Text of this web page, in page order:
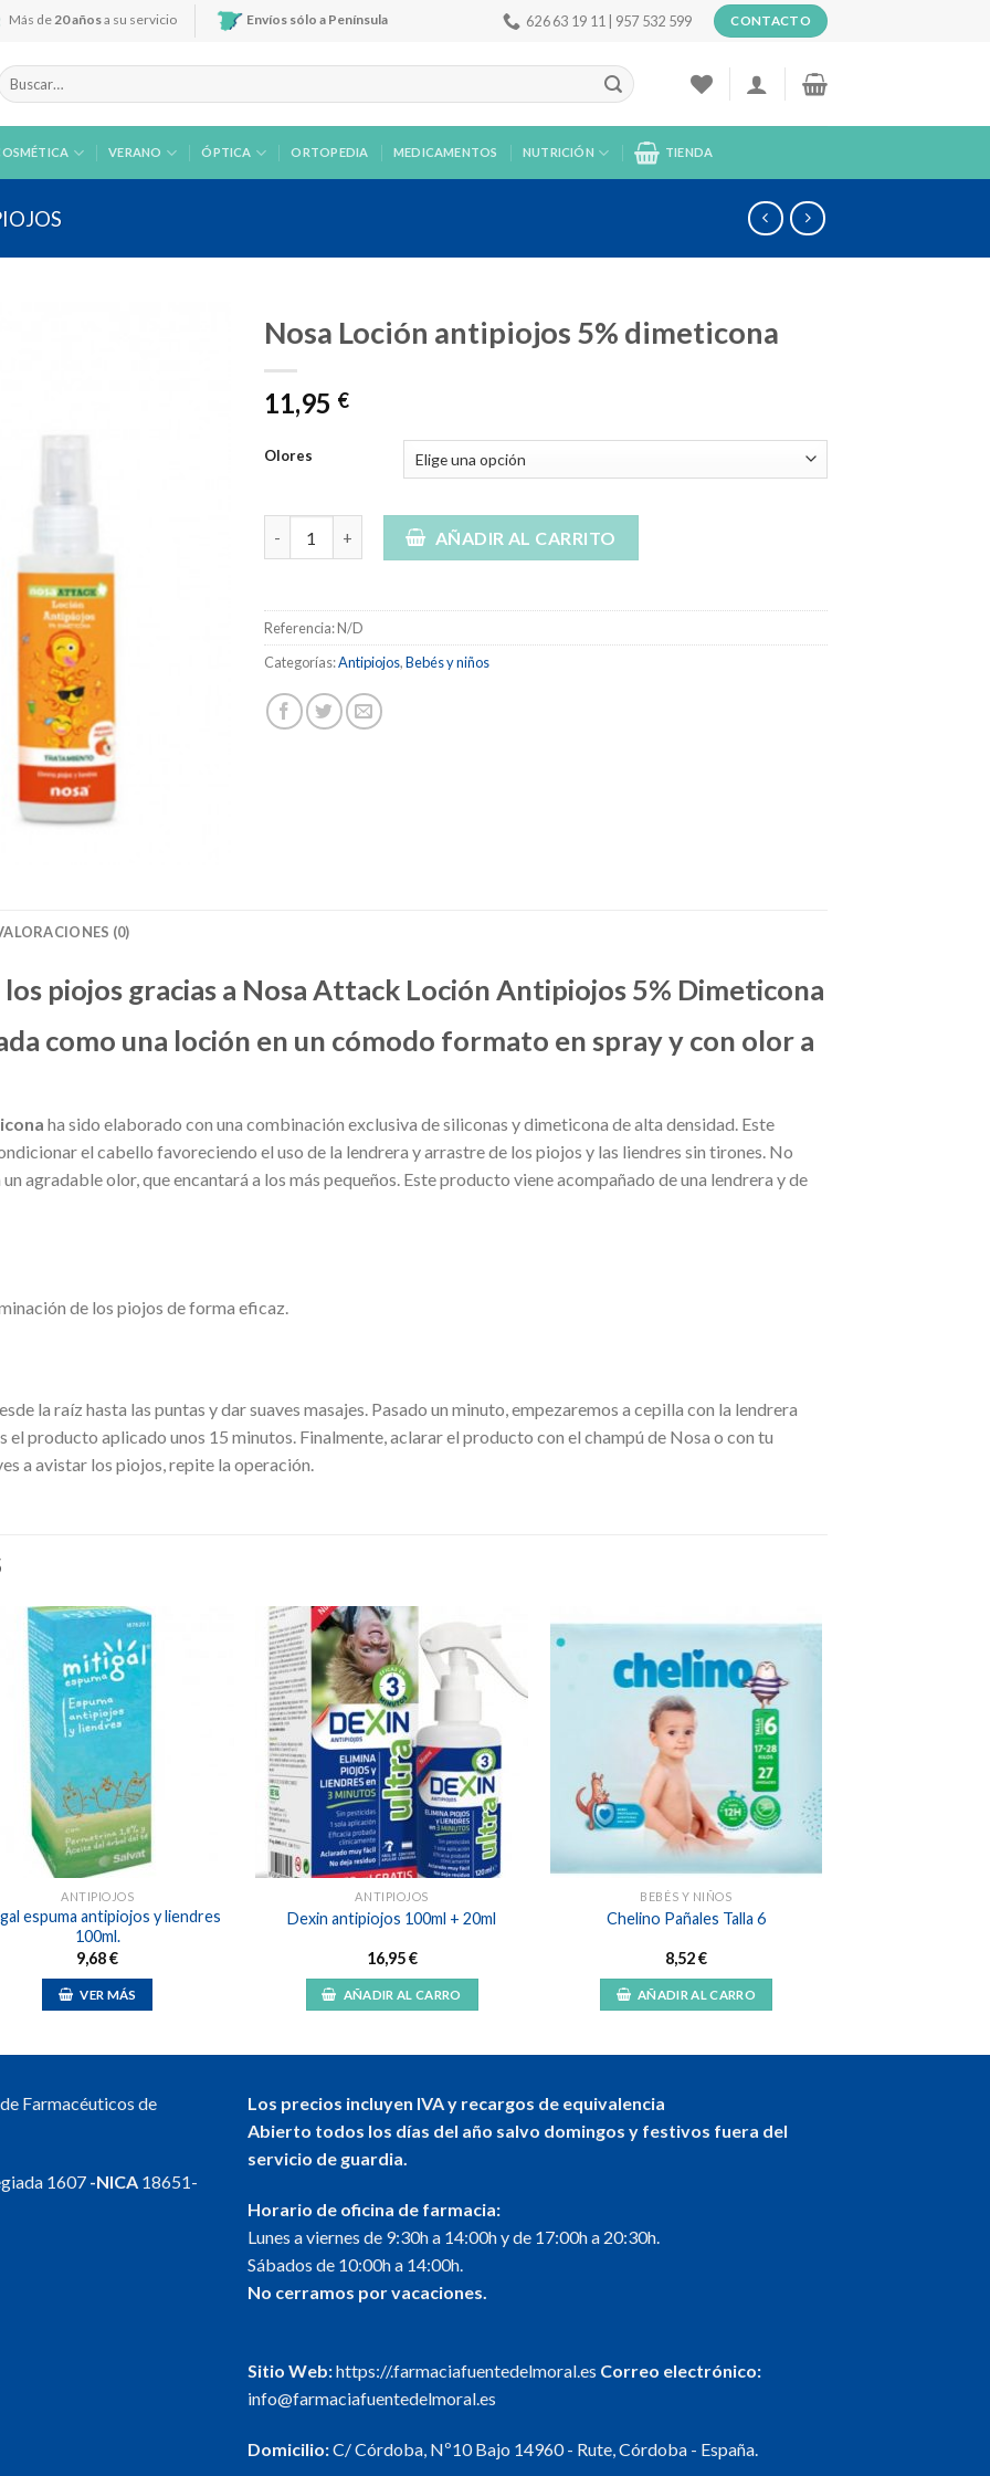
Más de20 añosa su servicio Envíos sólo a Península 626 63 19 11 | 957 532 599 CONTACTO
Buscar
por:
VERANO ÓPTICA ORTOPEDIA MEDICAMENTOS NUTRICIÓN TIENDA
Nosa Loción antipiojos 5% dimeticona
11,95 €
Olores
Nosa Loción antipiojos 5% dimeticona cantidad
AÑADIR AL CARRITO
Referencia:N/D
Categorías:Antipiojos,Bebés y niños
(0)
piojos gracias a Nosa Attack Loción Antipiojos 5% Dimeticona
como una loción en un cómodo formato en spray y con olor a
ha sido elaborado con una combinación exclusiva de siliconas y dimeticona de alta densidad. Este
el cabello favoreciendo el uso de la lendrera y arrastre de los piojos y las liendres sin tirones. No
agradable olor, que encantará a los más pequeños. Este producto viene acompañado de una lendrera y de
de los piojos de forma eficaz.
la raíz hasta las puntas y dar suaves masajes. Pasado un minuto, empezaremos a cepilla con la lendrera
el producto aplicado unos 15 minutos. Finalmente, aclarar el producto con el champú de Nosa o con tu
a avistar los piojos, repite la operación.
ANTIPIOJOS
espuma antipiojos y liendres
100ml.
9,68€
VER MÁS
lista de
deseos
ANTIPIOJOS
Dexin antipiojos 100ml + 20ml
16,95€
AÑADIR AL CARRO
Añadir
a la
lista de
deseos
BEBÉS Y NIÑOS
Chelino Pañales Talla 6
8,52€
AÑADIR AL CARRO
Farmacéuticos de
1607 -NICA 18651-
Los precios incluyen IVA y recargos de equivalencia
Abierto todos los días del año salvo domingos y festivos fuera del
servicio de guardia.
Horario de oficina de farmacia:
Lunes a viernes de 9:30h a 14:00h y de 17:00h a 20:30h.
Sábados de 10:00h a 14:00h.
No cerramos por vacaciones.
Sitio Web:https://.farmaciafuentedelmoral.es Correo electrónico:
info@farmaciafuentedelmoral.es
Domicilio:C/ Córdoba, Nº10 Bajo 14960 - Rute, Córdoba - España.